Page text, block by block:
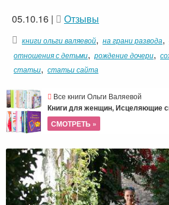
05.10.16 | Отзывы
книги ольги валяевой, на грани развода,
отношения с детьми, рождение дочери,
статьи, статьи сайта
Все книги Ольги Валяевой
Книги для женщин, Исцеляющие
СМОТРЕТЬ »